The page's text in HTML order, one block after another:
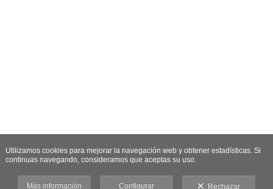
Utilizamos cookies para mejorar la navegación web y obtener estadísticas. Si
continuas navegando, consideramos que aceptas su uso.
Más información Configurar Rechazar